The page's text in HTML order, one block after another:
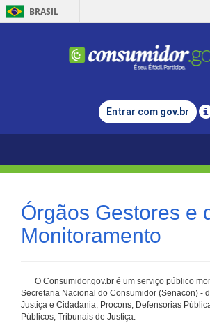
BRASIL
Entrar com gov.br
Órgãos Gestores e
Monitoramento
O Consumidor.gov.br é um serviço público
Secretaria Nacional do Consumidor (Senacon) -
Justiça e Cidadania, Procons, Defensorias
Públicos, Tribunais de Justiça.